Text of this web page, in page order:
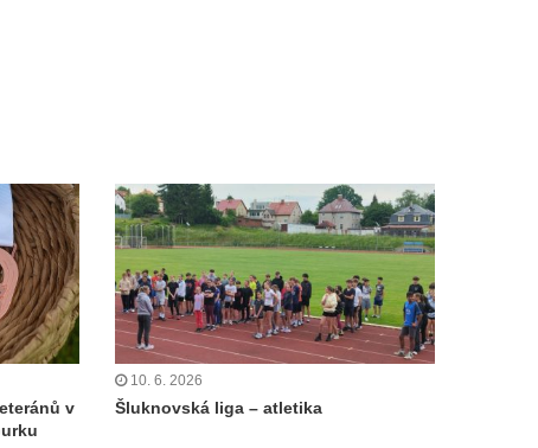
v
10. 6. 2026
Šluknovská liga – atletika